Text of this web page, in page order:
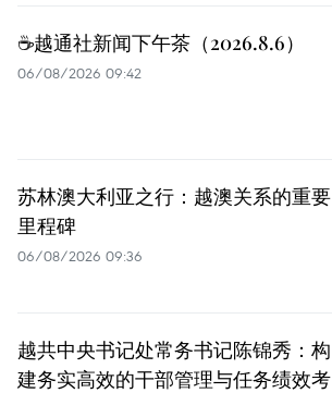
☕️越通社新闻下午茶（2026.8.6）
06/08/2026 09:42
苏林澳大利亚之行：越澳关系的重要
里程碑
06/08/2026 09:36
越共中央书记处常务书记陈锦秀：构
建务实高效的干部管理与任务绩效考